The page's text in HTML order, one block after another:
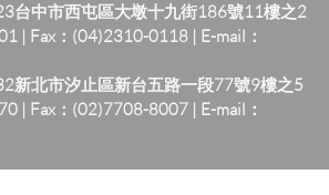
台中市西屯區大墩十九街186號11樓之2
| Fax：(04)2310-0118 | E-mail：
新北市汐止區新台五路一段77號9樓之5
| Fax：(02)7708-8007 | E-mail：